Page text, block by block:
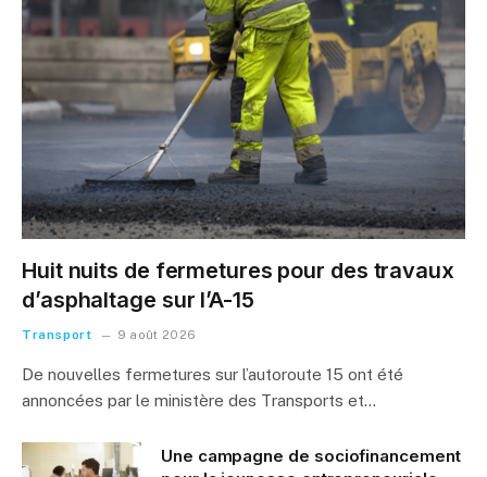
Huit nuits de fermetures pour des travaux
d’asphaltage sur l’A-15
Transport 9 août 2026
De nouvelles fermetures sur l’autoroute 15 ont été
annoncées par le ministère des Transports et…
Une campagne de sociofinancement